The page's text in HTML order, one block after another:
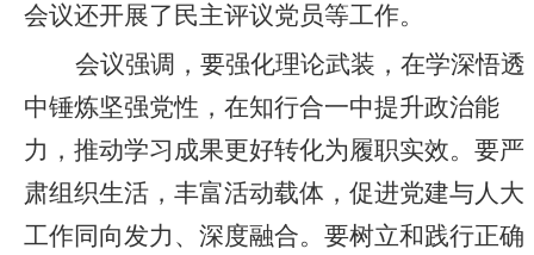
会议还开展了民主评议党员等工作。
会议强调，要强化理论武装，在学深悟透
中锤炼坚强党性，在知行合一中提升政治能
力，推动学习成果更好转化为履职实效。要严
肃组织生活，丰富活动载体，促进党建与人大
工作同向发力、深度融合。要树立和践行正确